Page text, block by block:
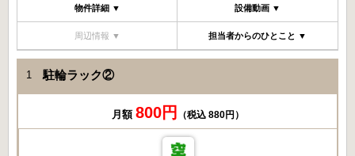
物件詳細 ▼ 設備動画 ▼
周辺情報 ▼ 担当者からのひとこと ▼
1 駐輪ラック②
月額 800円 （税込 880円）